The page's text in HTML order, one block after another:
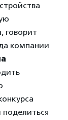
говорит
компании